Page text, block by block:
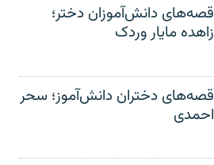
قصه‌های دانش‌آموزان دختر؛
زاهده مایار وردک
قصه‌های دختران دانش‌آموز؛ سحر
احمدی